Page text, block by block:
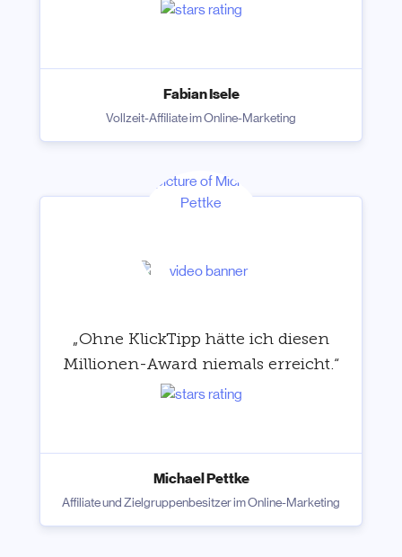
Fabian Isele
Vollzeit-Affiliate im Online-Marketing
„Ohne KlickTipp hätte ich diesen
Millionen-Award niemals erreicht.“
Michael Pettke
Affiliate und Zielgruppenbesitzer im Online-Marketing